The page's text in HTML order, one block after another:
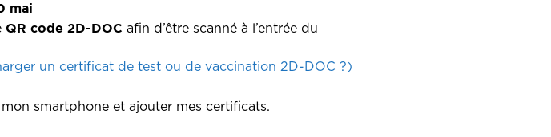
mai
QR code 2D-DOC afin d’être scanné à l’entrée du
un certificat de test ou de vaccination 2D-DOC ?)
smartphone et ajouter mes certificats.